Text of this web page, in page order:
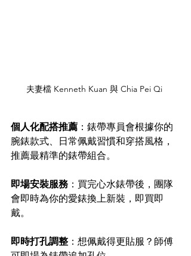
夫妻檔 Kenneth Kuan 與 Chia Pei Qi
個人化配搭推薦 ：錶帶專員會根據你的
腕錶款式、日常佩戴習慣和穿搭風格，
推薦最精準的錶帶組合。
即場安裝服務 ：買完心水錶帶後，團隊
會即時為你的愛錶換上新裝，即買即
戴。
即時打孔調整 ：想佩戴得更貼服？師傅